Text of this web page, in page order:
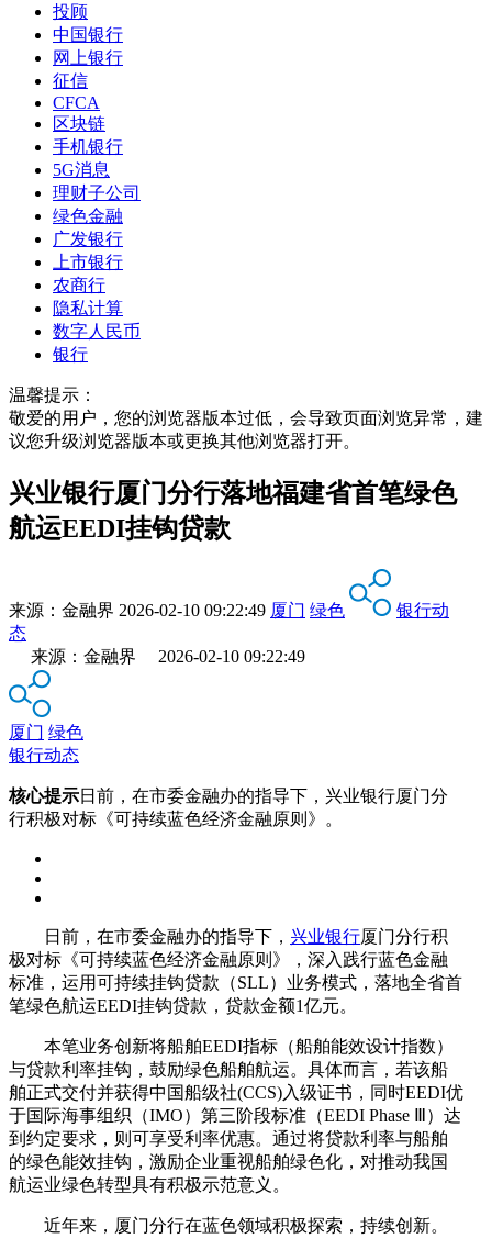
投顾
中国银行
网上银行
征信
CFCA
区块链
手机银行
5G消息
理财子公司
绿色金融
广发银行
上市银行
农商行
隐私计算
数字人民币
银行
温馨提示：
敬爱的用户，您的浏览器版本过低，会导致页面浏览异常，建
议您升级浏览器版本或更换其他浏览器打开。
兴业银行厦门分行落地福建省首笔绿色
航运EEDI挂钩贷款
来源： 金融界 2026-02-10 09:22:49 厦门 绿色
银行动
态
来源：金融界 2026-02-10 09:22:49
厦门 绿色
银行动态
核心提示日前，在市委金融办的指导下，兴业银行厦门分
行积极对标《可持续蓝色经济金融原则》。
日前，在市委金融办的指导下， 兴业银行厦门分行积
极对标《可持续蓝色经济金融原则》，深入践行蓝色金融
标准，运用可持续挂钩贷款（SLL）业务模式，落地全省首
笔绿色航运EEDI挂钩贷款，贷款金额1亿元。
本笔业务创新将船舶EEDI指标（船舶能效设计指数）
与贷款利率挂钩，鼓励绿色船舶航运。具体而言，若该船
舶正式交付并获得中国船级社(CCS)入级证书，同时EEDI优
于国际海事组织（IMO）第三阶段标准（EEDI Phase Ⅲ）达
到约定要求，则可享受利率优惠。通过将贷款利率与船舶
的绿色能效挂钩，激励企业重视船舶绿色化，对推动我国
航运业绿色转型具有积极示范意义。
近年来，厦门分行在蓝色领域积极探索，持续创新。